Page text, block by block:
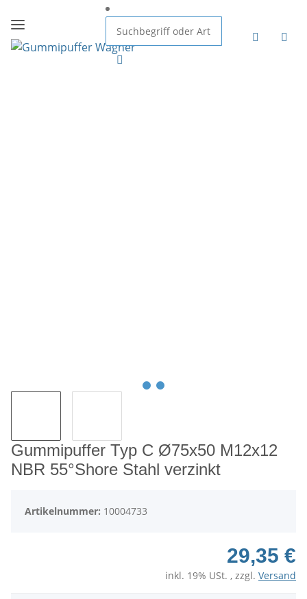
Gummipuffer Typ C Ø75x50 M12x12
NBR 55°Shore Stahl verzinkt
Artikelnummer: 10004733
29,35 €
inkl. 19% USt. , zzgl. Versand